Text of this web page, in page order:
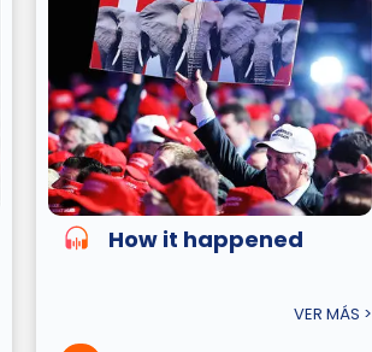
How it happened
VER MÁS >